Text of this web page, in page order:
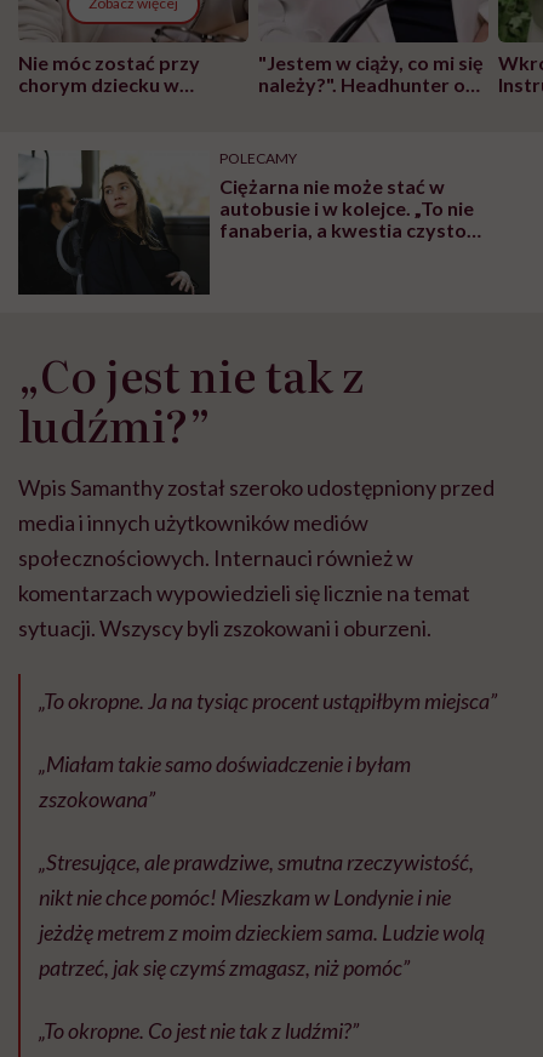
Nie móc zostać przy
chorym dziecku w
może chyba tylko
głupota i brak
wyobraźni"
"Jestem w ciąży, co mi się
należy?". Headhunter o
pracy
POLECAMY
Ciężarna nie może stać w
autobusie i w kolejce. „To nie
fanaberia, a kwestia czysto
„Co jest nie tak z
ludźmi?”
Wpis Samanthy został szeroko udostępniony przed
media i innych użytkowników mediów
społecznościowych. Internauci również w
komentarzach wypowiedzieli się licznie na temat
sytuacji. Wszyscy byli zszokowani i oburzeni.
„To okropne. Ja na tysiąc procent ustąpiłbym miejsca”
„Miałam takie samo doświadczenie i byłam
zszokowana”
„Stresujące, ale prawdziwe, smutna rzeczywistość,
nikt nie chce pomóc! Mieszkam w Londynie i nie
jeżdżę metrem z moim dzieckiem sama. Ludzie wolą
patrzeć, jak się czymś zmagasz, niż pomóc”
„To okropne. Co jest nie tak z ludźmi?”